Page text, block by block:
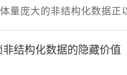
量庞大的非结构化数据正
结构化数据的隐藏价值